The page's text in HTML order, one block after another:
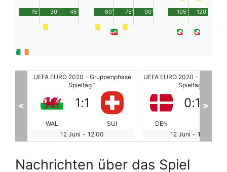
45'
15' 30' 90'
60' 75' 120'
105'
UEFA EURO 2020 - Gruppenphase
Spieltag 1
DEN
0:1
FIN
12 Juni - 15:00
UEFA EURO 2020 -
Spieltag 1
BEL
3:0
12 Juni - 18:00
< >
Nachrichten über das Spiel